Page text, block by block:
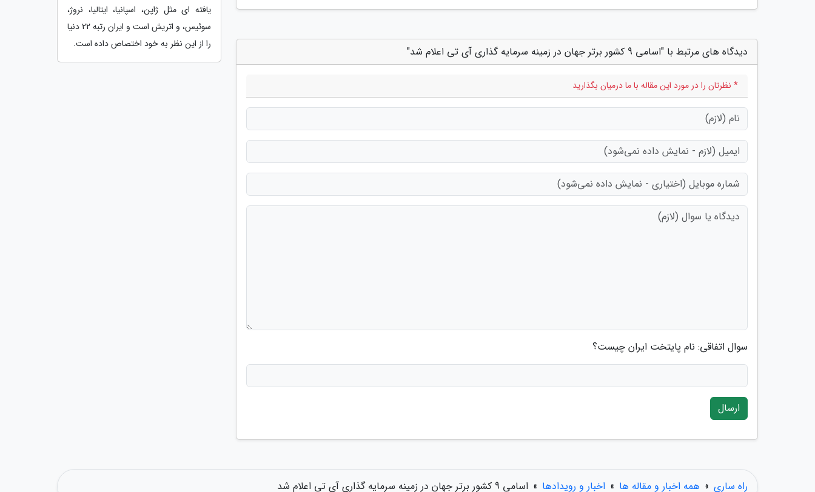
دیدگاه های مرتبط با "اسامی 9 کشور برتر جهان در زمینه سرمایه گذاری آی تی اعلام شد"
* نظرتان را در مورد این مقاله با ما درمیان بگذارید
سوال اتفاقی: نام پایتخت ایران چیست؟
ارسال
یافته ای مثل ژاپن، اسپانیا، ایتالیا، نروژ،
سوئیس، و اتریش است و ایران رتبه 22 دنیا
را از این نظر به خود اختصاص داده است.
راه ساری » همه اخبار و مقاله ها » اخبار و رویدادها » اسامی 9 کشور برتر جهان در زمینه سرمایه گذاری آی تی اعلام شد